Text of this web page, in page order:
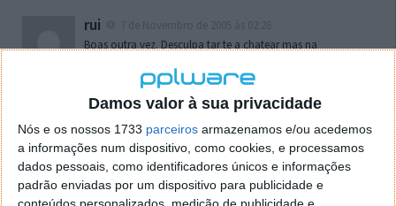
Damos valor à sua privacidade
Nós e os nossos 1733 parceiros armazenamos e/ou acedemos
a informações num dispositivo, como cookies, e processamos
dados pessoais, como identificadores únicos e informações
padrão enviadas por um dispositivo para publicidade e
rui
Boas outra vez. Desculpa tar te a chatear mas na
o firefox como browser predefenido
de control tudo e nada. Tou a comecar a desesperar, ate ja
tentei apagar o explorer na tentativa de forçar o uso do
firefox mas em vao. Kaso te lembres de outra dica fico
agradecido, caso contrario obrigado a mesma
Responder